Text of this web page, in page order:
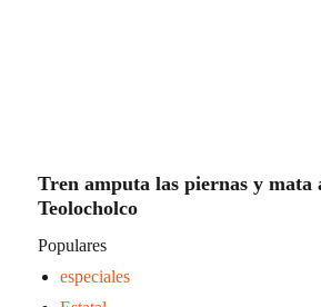
Tren amputa las piernas y mata
Teolocholco
Populares
especiales